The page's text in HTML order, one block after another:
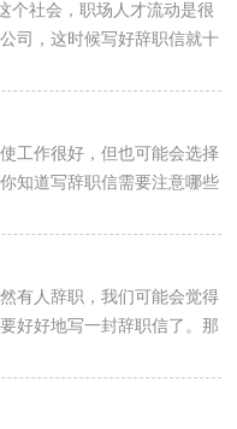
个社会，职场人才流动是很
司，这时候写好辞职信就十
下是小编精心整...
工作很好，但也可能会选择
知道写辞职信需要注意哪些
员辞职信，欢迎...
有人辞职，我们可能会觉得
好好地写一封辞职信了。那
编精心整理的文...